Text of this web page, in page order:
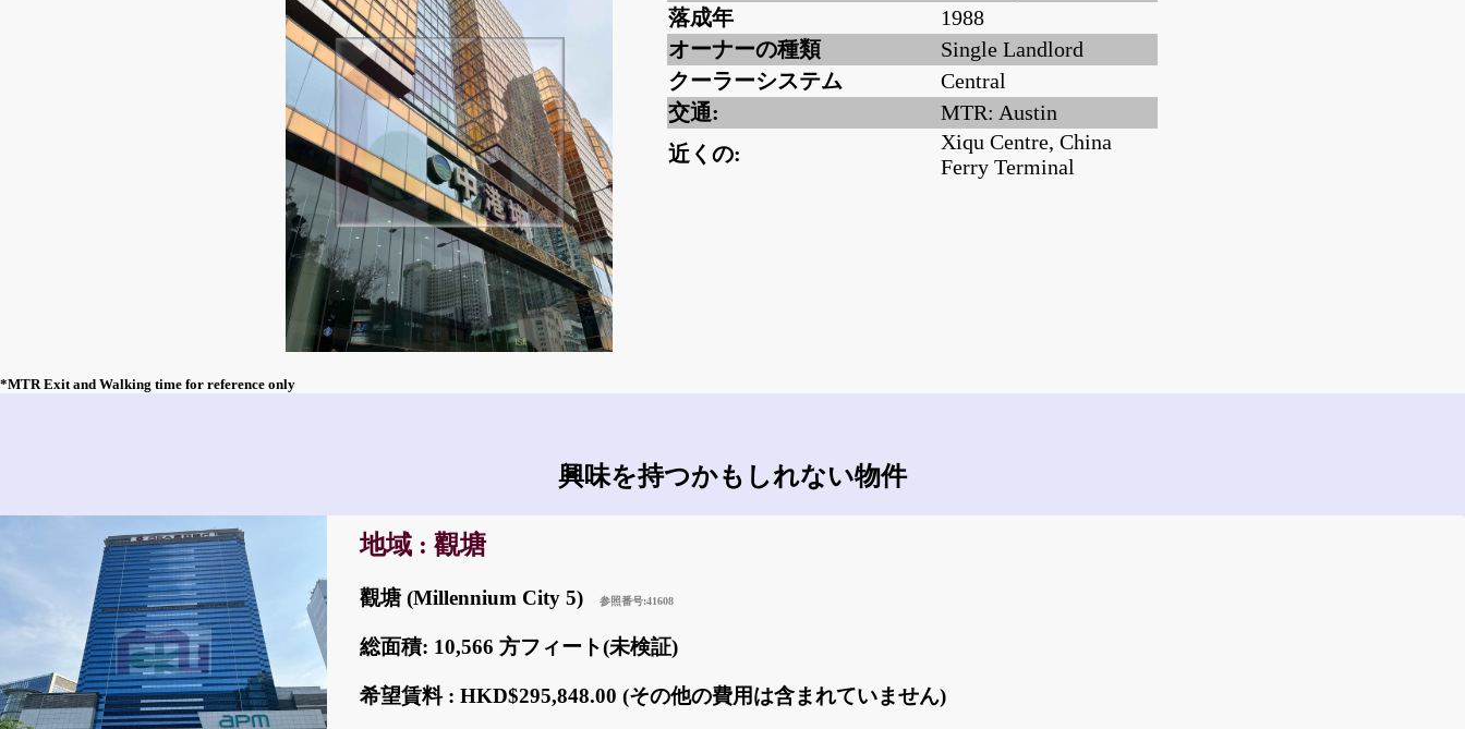
落成年
1988
オーナーの種類
Single Landlord
クーラーシステム
Central
交通:
MTR: Austin
近くの:
Xiqu Centre, China
Ferry Terminal
*MTR Exit and Walking time for reference only
興味を持つかもしれない物件
地域 : 觀塘
觀塘 (Millennium City 5) 参照番号:41608
総面積: 10,566 方フィート(未検証)
希望賃料 : HKD$295,848.00 (その他の費用は含まれていません)